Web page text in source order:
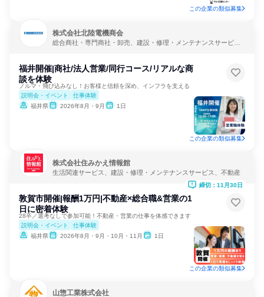
この企業の類似募集
株式会社北陸電機商会
総合商社・専門商社・卸売、建設・修理・メンテナンスサービ
福井開催|商社/法人営業/同行コース/リアルな商
談を体験
ノルマ・飛び込みなし！お客様と信頼を深め、インフラを支える
説明会・イベント
仕事体験
福井県
2026年8月・9月 1日
この企業の類似募集
株式会社住みかえ情報館
生活関連サービス、建設・修理・メンテナンスサービス、不動産
敦賀市開催|報酬1万円|不動産×総合職&営業の1
日に密着体験
28卒／選考なしで参加可能！不動産・営業の仕事を体感できます
説明会・イベント
仕事体験
福井県
2026年8月・9月・10月・11月 1日
締切：11月30日
この企業の類似募集
山惣工業株式会社